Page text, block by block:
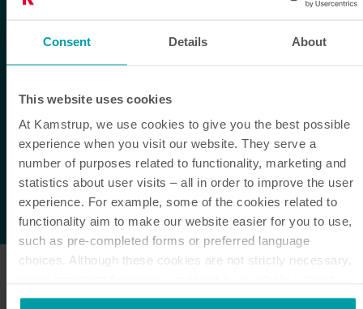
Consent Details About
This website uses cookies
At Kamstrup, we use cookies to give you the best possible
experience when you visit our website. They serve a
number of purposes related to functionality, marketing and
statistics about user visits – all in order to improve the user
experience. For example, some of the cookies related to
functionality aim to make our website easier for you to use,
such as pre-completed forms or preferred language
choices. Although these cookies are not strictly necessary,
them.
fjärrvärmecentraler. Inom de närmaste åren ser jag
sina kunders värmeinstallationer kommer att leda till
en närmare och mer långsiktiga relationer än vad de
har idag. Eller kanske till och med gå mot
affärsmodeller som utgår ifrån huruvida en kund
föredrar uppvärmning som är miljövänlig, bekväm
eller billigt.